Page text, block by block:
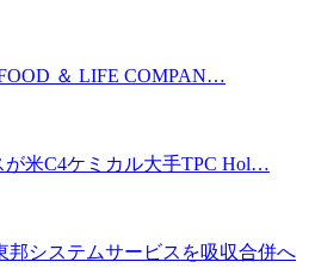
＆ LIFE COMPAN…
が米C4ケミカル大手TPC Hol…
邦システムサービスを吸収合併へ